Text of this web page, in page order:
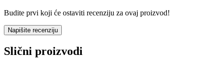
Budite prvi koji će ostaviti recenziju za ovaj proizvod!
Napišite recenziju
Slični proizvodi